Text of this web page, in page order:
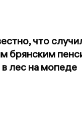
что
брянским
лес на мопеде